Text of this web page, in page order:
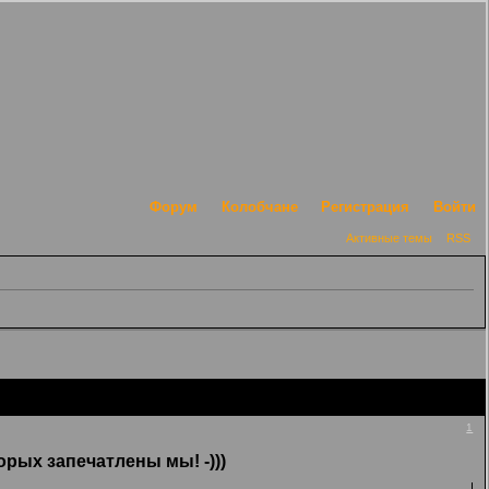
Форум Колобчане Регистрация Войти
Активные темы RSS
1
запечатлены мы! -)))